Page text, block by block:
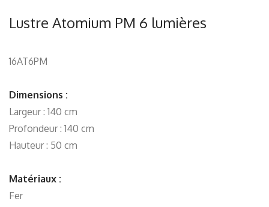
Lustre Atomium PM 6 lumières
16AT6PM
Dimensions :
Largeur : 140 cm
Profondeur : 140 cm
Hauteur : 50 cm
Matériaux :
Fer